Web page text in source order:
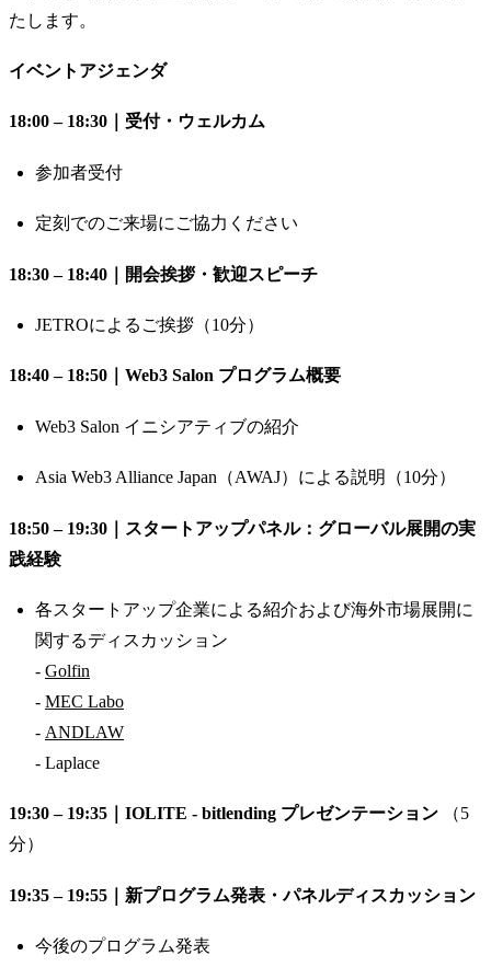
たします。
イベントアジェンダ
18:00 – 18:30｜受付・ウェルカム
​参加者受付
​定刻でのご来場にご協力ください
18:30 – 18:40｜開会挨拶・歓迎スピーチ
​JETROによるご挨拶（10分）
18:40 – 18:50｜Web3 Salon プログラム概要
​Web3 Salon イニシアティブの紹介
​Asia Web3 Alliance Japan（AWAJ）による説明（10分）
18:50 – 19:30｜スタートアップパネル：グローバル展開の実
践経験
​各スタートアップ企業による紹介および海外市場展開に
関するディスカッション
- Golfin
- MEC Labo
- ANDLAW
- Laplace
19:30 – 19:35｜IOLITE - bitlending プレゼンテーション
（5
分）
19:35 – 19:55｜新プログラム発表・パネルディスカッション
​今後のプログラム発表